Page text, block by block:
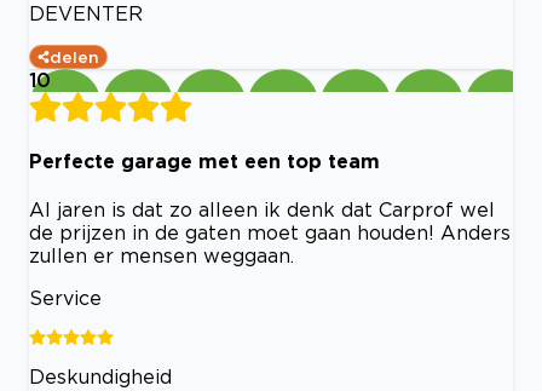
DEVENTER
delen
10
Perfecte garage met een top team
Al jaren is dat zo alleen ik denk dat Carprof wel
de prijzen in de gaten moet gaan houden! Anders
zullen er mensen weggaan.
Service
Deskundigheid